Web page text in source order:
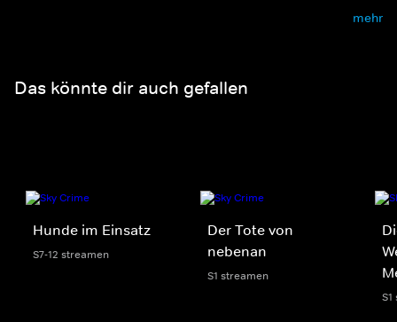
mehr
Das könnte dir auch gefallen
Hunde im Einsatz
S7-12 streamen
Der Tote von
nebenan
S1 streamen